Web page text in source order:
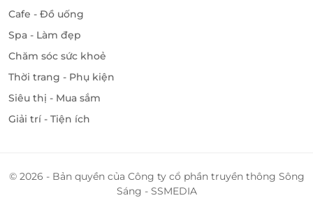
Cafe - Đồ uống
Spa - Làm đẹp
Chăm sóc sức khoẻ
Thời trang - Phụ kiện
Siêu thị - Mua sắm
Giải trí - Tiện ích
© 2026 - Bản quyền của Công ty cổ phần truyền thông Sông
Sáng - SSMEDIA